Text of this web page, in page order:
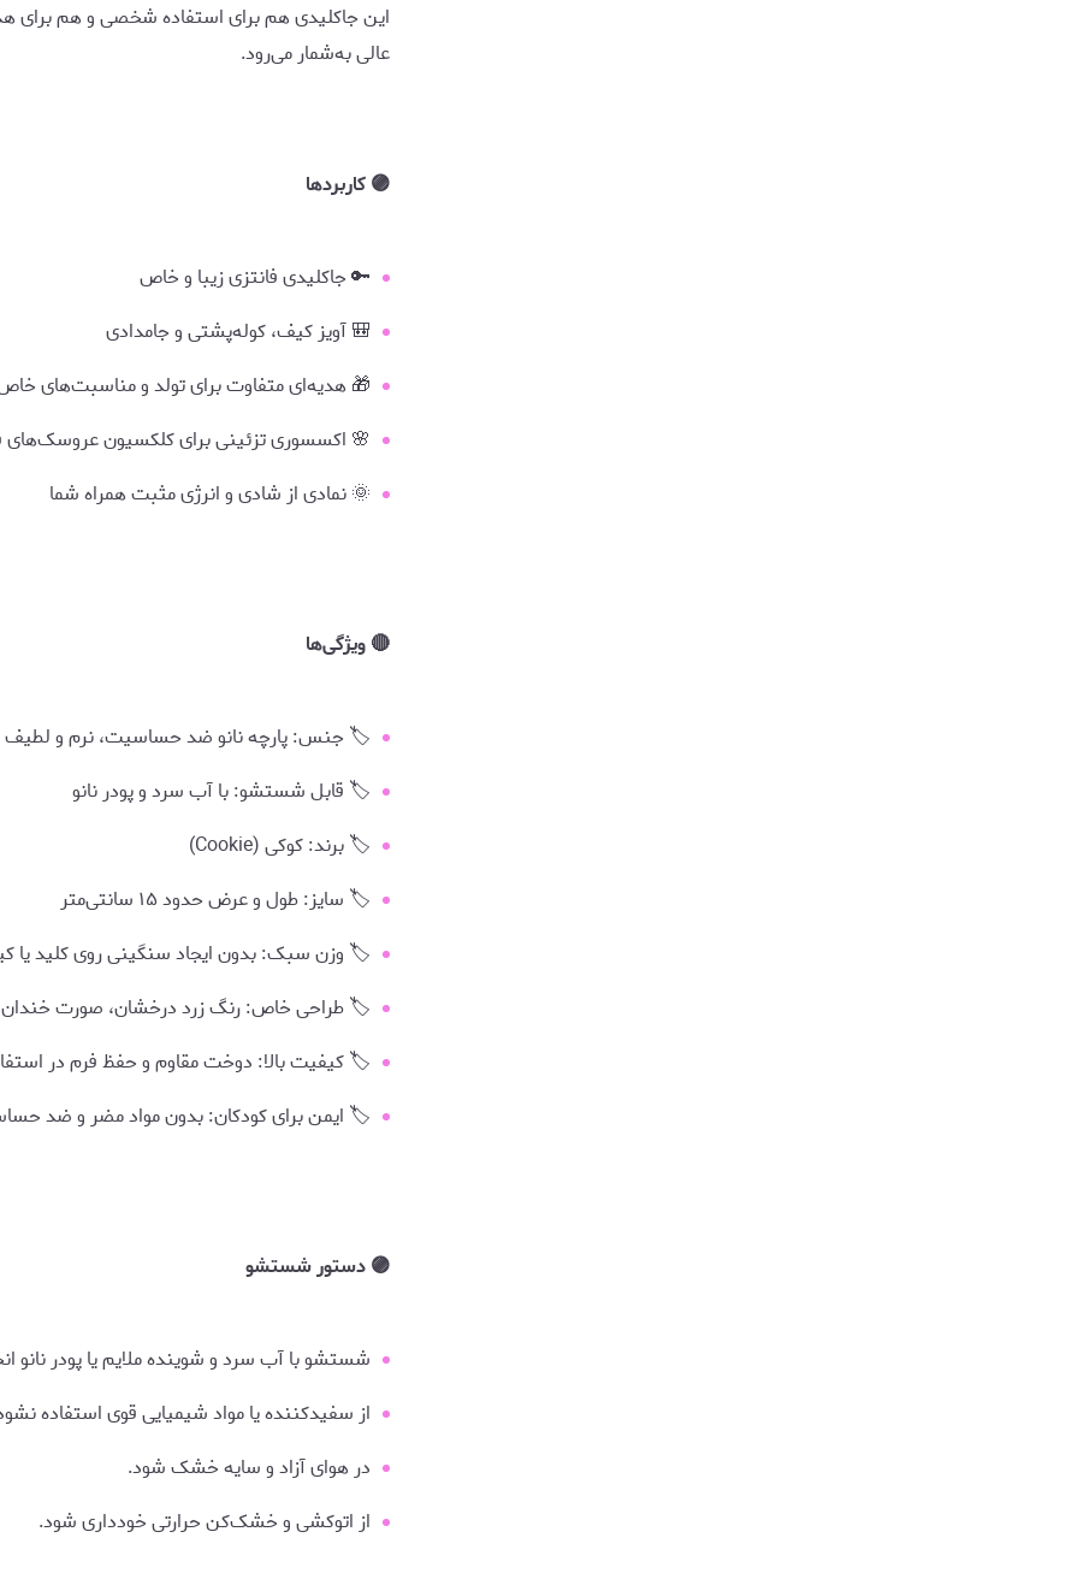
این جاکلیدی هم برای استفاده شخصی و هم برای
عالی به‌شمار می‌رود.
🟣 کاربردها
🔑 جاکلیدی فانتزی زیبا و خاص
🎒 آویز کیف، کوله‌پشتی و جامدادی
🎁 هدیه‌ای متفاوت برای تولد و مناسبت‌های
🌸 اکسسوری تزئینی برای کلکسیون عروسک‌های
🌞 نمادی از شادی و انرژی مثبت همراه شما
🔴 ویژگی‌ها
🏷️ جنس: پارچه نانو ضد حساسیت، نرم و لطیف
🏷️ قابل شستشو: با آب سرد و پودر نانو
🏷️ برند: کوکی (Cookie)
🏷️ سایز: طول و عرض حدود ۱۵ سانتی‌متر
🏷️ وزن سبک: بدون ایجاد سنگینی روی کلید یا
🏷️ طراحی خاص: رنگ زرد درخشان، صورت
🏷️ کیفیت بالا: دوخت مقاوم و حفظ فرم در
🏷️ ایمن برای کودکان: بدون مواد مضر و ضد
🟣 دستور شستشو
شستشو با آب سرد و شوینده ملایم یا پودر نانو
از سفیدکننده یا مواد شیمیایی قوی استفاده
در هوای آزاد و سایه خشک شود.
از اتوکشی و خشک‌کن حرارتی خودداری شود.